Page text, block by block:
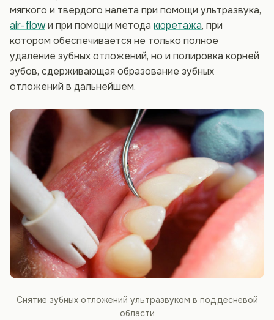
мягкого и твердого налета при помощи ультразвука,
air-flowи при помощи метода кюретажа, при
котором обеспечивается не только полное
удаление зубных отложений, но и полировка корней
зубов, сдерживающая образование зубных
отложений в дальнейшем.
Снятие зубных отложений ультразвуком в поддесневой
области